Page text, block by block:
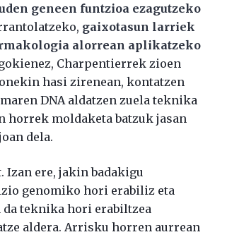
geneen funtzioa ezagutzeko
gaixotasun larriek
alorrean aplikatzeko
Charpentierrek zioen
hasi zirenean, kontatzen
DNA aldatzen zuela teknika
horrek moldaketa batzuk jasan
dela.
Izan ere, jakin badakigu
genomiko hori erabiliz eta
da teknika hori erabiltzea
aldera. Arrisku horren aurrean